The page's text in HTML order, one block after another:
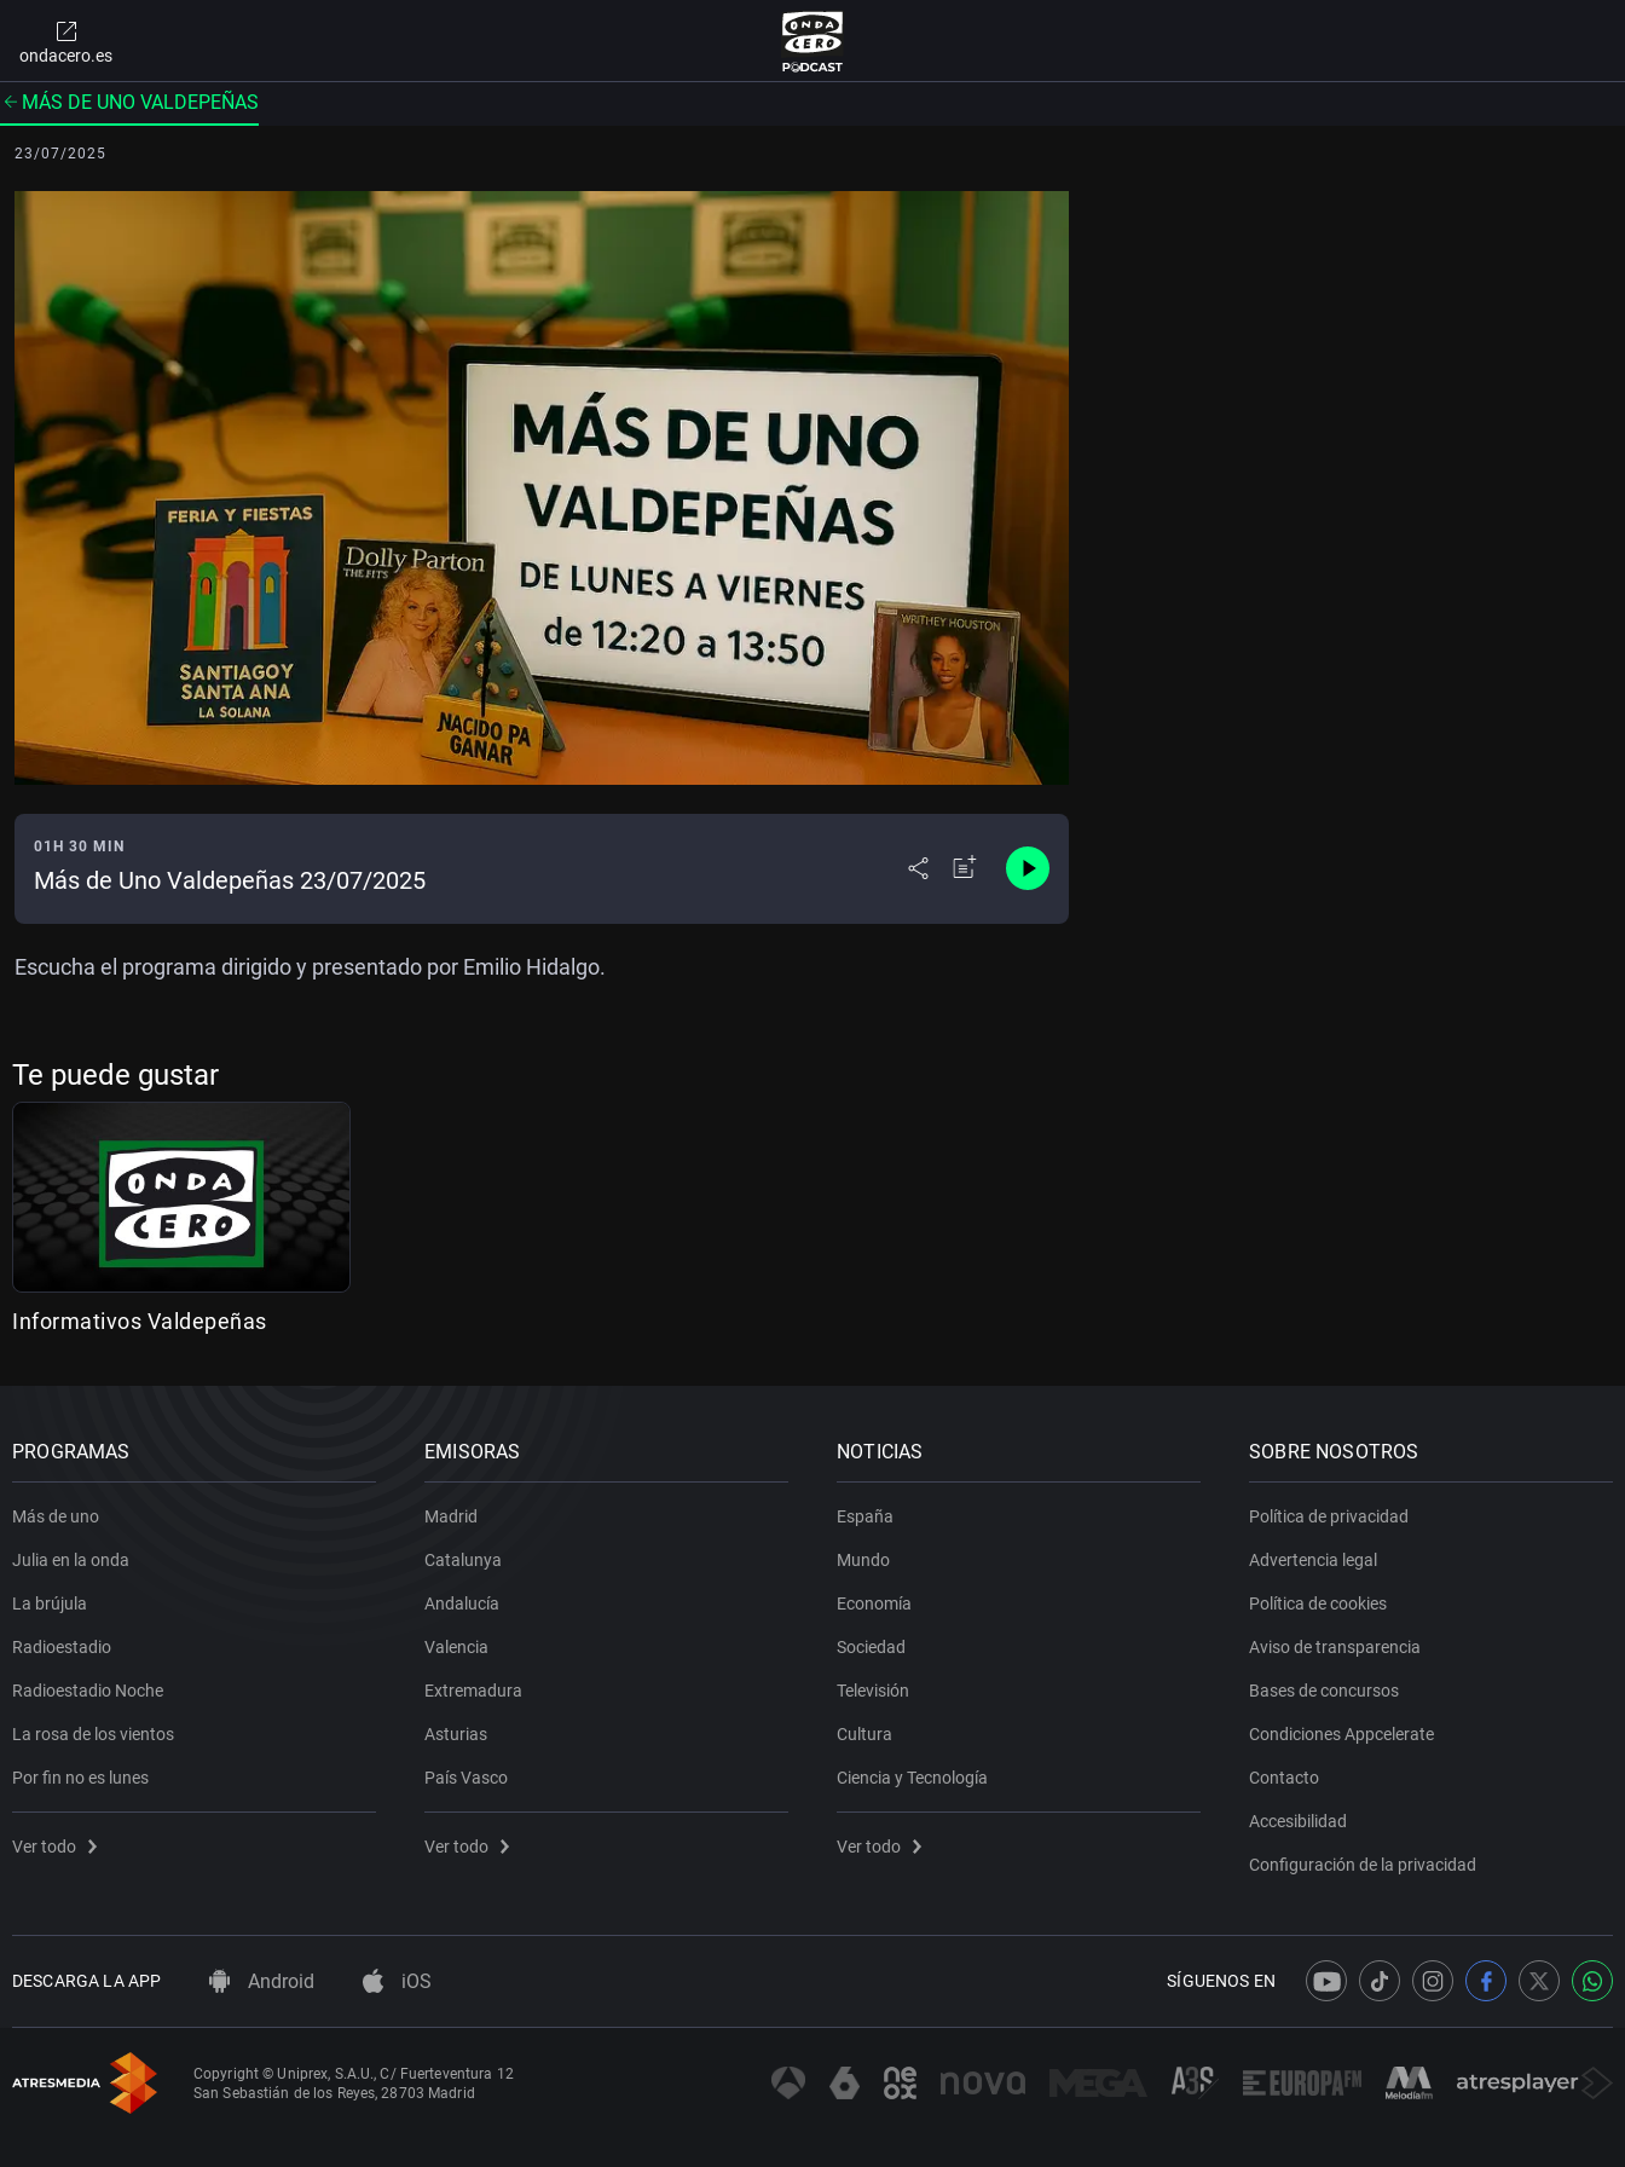
ondacero.es
MÁS DE UNO VALDEPEÑAS
23/07/2025
01H 30 MIN
Más de Uno Valdepeñas 23/07/2025
Escucha el programa dirigido y presentado por Emilio Hidalgo.
Te puede gustar
Informativos Valdepeñas
PROGRAMAS
Más de uno
Julia en la onda
La brújula
Radioestadio
Radioestadio Noche
La rosa de los vientos
Por fin no es lunes
Ver todo
EMISORAS
Madrid
Catalunya
Andalucía
Valencia
Extremadura
Asturias
País Vasco
Ver todo
NOTICIAS
España
Mundo
Economía
Sociedad
Televisión
Cultura
Ciencia y Tecnología
Ver todo
SOBRE NOSOTROS
Política de privacidad
Advertencia legal
Política de cookies
Aviso de transparencia
Bases de concursos
Condiciones Appcelerate
Contacto
Accesibilidad
Configuración de la privacidad
DESCARGA LA APP Android iOS SÍGUENOS EN
Copyright © Uniprex, S.A.U., C/ Fuerteventura 12
San Sebastián de los Reyes, 28703 Madrid